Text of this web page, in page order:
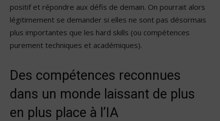
positif et répondre aux défis de demain. On pourrait alors
légitimement se demander si elles ne sont pas désormais
plus importantes que les hard skills (ou compétences
purement techniques et académiques).
Des compétences reconnues
dans un monde laissant de plus
en plus place à l’IA